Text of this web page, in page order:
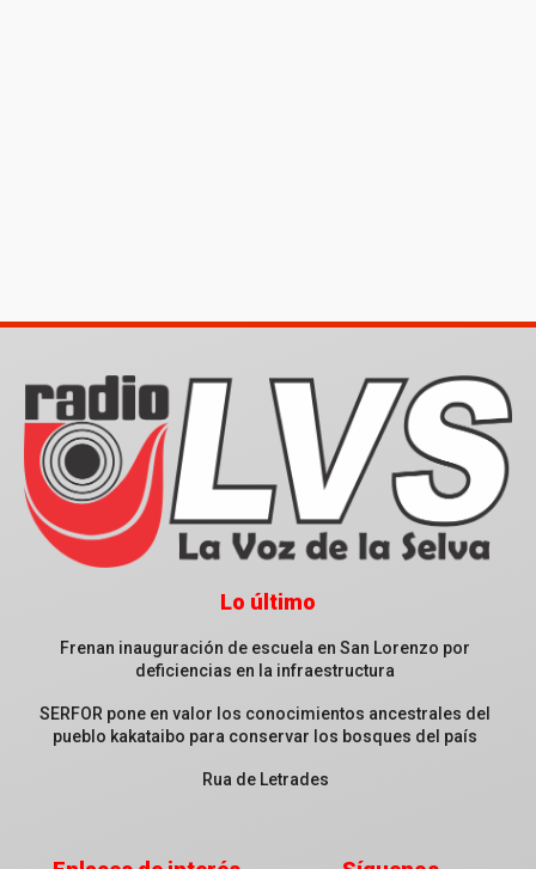
Lo último
Frenan inauguración de escuela en San Lorenzo por
deficiencias en la infraestructura
SERFOR pone en valor los conocimientos ancestrales del
pueblo kakataibo para conservar los bosques del país
Rua de Letrades